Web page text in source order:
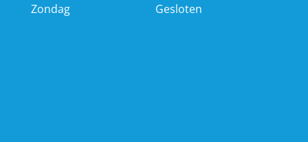
Zondag
Gesloten